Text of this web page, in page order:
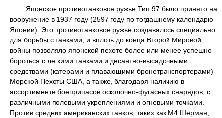
Японское противотанковое ружье Тип 97 было принято на
вооружение в 1937 году (2597 году по тогдашнему календарю
Японии). Это противотанковое ружье создавалось специально
для борьбы с танками, и вплоть до конца Второй Мировой
войны позволяло японской пехоте более или менее успешно
бороться с легкими танками и десантно-высадочными
средствами (катерами и плавающими бронетранспортерами)
Морской Пехоты США, а также, благодаря наличию в
ассортименте боеприпасов осколочно-фугасных снарядов, с
различными полевыми укреплениями и огневыми точками.
Против средних американских танков, таких как М4 Шерман,